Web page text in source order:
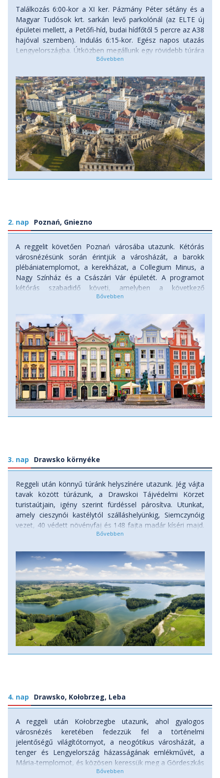
ország lelki fővárosába, Częstochowába is ellátogatunk.
Melyek utazásunk legfontosabb látnivalói?
- Gnieznó, Lengyelország első fővárosa,
- Kołobrzeg, az ország egyik legősibb városa,
üdülőhelye,
- Gdańsk, a Tengermellék ékköve
- Malbork vára, amely azUNESCO Világörökségrésze,
- Toruń lenyűgöző középkori városa (UNESCO
Világörökség)
- Częstochowa, az ország lelki fővárosa.
Találkozás 6:00-kor a XI ker. Pázmány Péter sétány és a
Magyar Tudósok krt. sarkán levő parkolónál (az ELTE új
épületei mellett, a Petőfi-híd, budai hídfőtől 5 percre az A38
hajóval szemben). Indulás 6:15-kor. Egész napos utazás
Lengyelországba. Útközben megállunk egy rövidebb túrára
hogy az elgémberedett tagjainkat kicsit megnyújtóztassuk.
hegyet közelíti meg. Utunkat Żyrowa kastélyparkját érintve
a lesiskoi bükkrezervátumban kezdjük meg. Érintjük a
Szent-Anna-hegyi amfiteátrumot, és 5 km-es túránk végén
a hegyen emelkedő kolostortemplomhoz érkezünk. A túra
után folytatjuk utunkat Strzelce Opolskie ahova az esti
órákban érkezünk meg. (Túratáv: 5 km, szint: 236 m fel, 57
m le) Szállás: szálloda.
2. nap Poznań, Gniezno
A reggelit követően Poznań városába utazunk. Kétórás
városnézésünk során érintjük a városházát, a barokk
plébániatemplomot, a kerekházat, a Collegium Minus, a
Nagy Színház és a Császári Vár épületét. A programot
kétórás szabadidő követi, amelyben a következő
programokat ajánljuk: az Enigma Központ múzeum, a
Krumplimúzeum (a burgonya a régió emblematikus
élelmiszere) és a Hangszertörténeti Múzeum, a
Helytörténeti Múzeum. Délután továbbutazunk Gnieznóba.
Itt rendezte be Lengyelország első fővárosát 966-ban
Mieszko fejedelem. Felkeressük a főtemplomot, amely
„minden lengyel templom anyja és tanítómestere”. Szállás:
szálloda, ellátás: reggeli
3. nap Drawsko környéke
Reggeli után könnyű túránk helyszínére utazunk. Jég vájta
tavak között túrázunk, a Drawskoi Tájvédelmi Körzet
turistaútjain, igény szerint fürdéssel párosítva. Utunkat,
amely cieszynói kastélytól szálláshelyünkig, Siemczynóig
vezet, 40 védett növényfaj és 148 fajta madár kíséri majd.
Délután szabadidő, ahol strandolásra is lesz lehetőség.
ellátás: reggeli
4. nap Drawsko, Kołobrzeg, Leba
A reggeli után Kołobrzegbe utazunk, ahol gyalogos
városnézés keretében fedezzük fel a történelmi
jelentőségű világítótornyot, a neogótikus városházát, a
tenger és Lengyelország házasságának emlékművét, a
Mária-templomot, és közösen keressük meg a Gördeszkás
Sirály szobrát a tengerparton. Kołobrzeg Lengyelország